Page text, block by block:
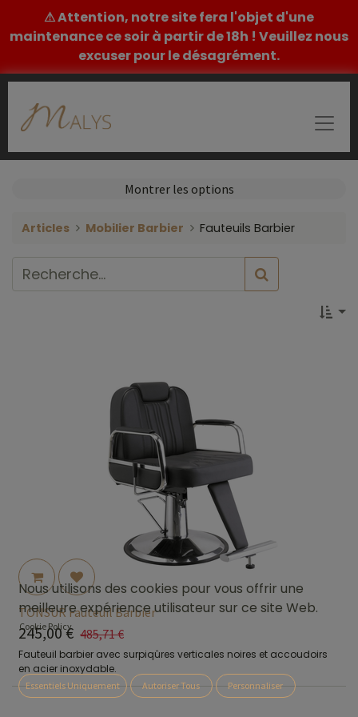
⚠ Attention, notre site fera l'objet d'une
maintenance ce soir à partir de 18h ! Veuillez nous
excuser pour le désagrément.
Montrer les options
Articles Mobilier Barbier Fauteuils Barbier
TONSUR Fauteuil Barbier
245,00€ 485,71€
Fauteuil barbier avec surpiqûres verticales noires et accoudoirs
en acier inoxydable.
Nous utilisons des cookies pour vous offrir une
meilleure expérience utilisateur sur ce site Web.
Cookie Policy
Essentiels Uniquement Autoriser Tous Personnaliser